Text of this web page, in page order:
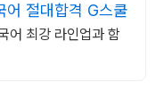
어 절대합격 G스쿨
어 최강 라인업과 함